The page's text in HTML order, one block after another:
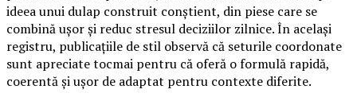
ideea unui dulap construit conștient, din piese care se
combină ușor și reduc stresul deciziilor zilnice. În același
registru, publicațiile de stil observă că seturile coordonate
sunt apreciate tocmai pentru că oferă o formulă rapidă,
coerentă și ușor de adaptat pentru contexte diferite.